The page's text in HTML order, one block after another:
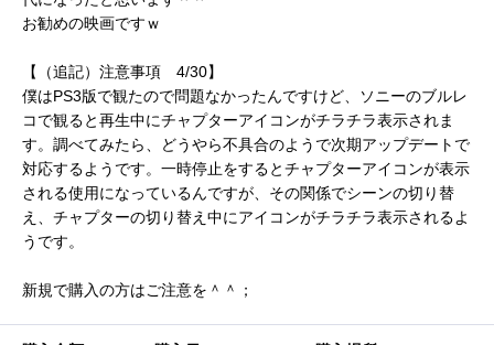
お勧めの映画ですｗ
【（追記）注意事項 4/30】
僕はPS3版で観たので問題なかったんですけど、ソニーのブルレ
コで観ると再生中にチャプターアイコンがチラチラ表示されま
す。調べてみたら、どうやら不具合のようで次期アップデートで
対応するようです。一時停止をするとチャプターアイコンが表示
される使用になっているんですが、その関係でシーンの切り替
え、チャプターの切り替え中にアイコンがチラチラ表示されるよ
うです。
新規で購入の方はご注意を＾＾；